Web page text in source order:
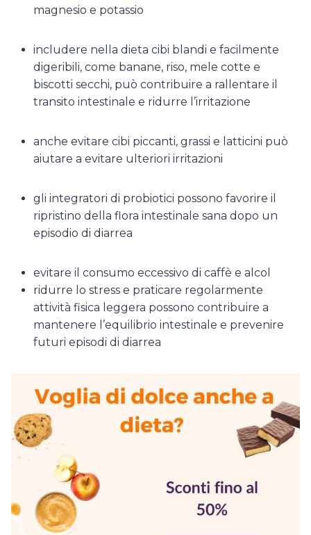
magnesio e potassio
includere nella dieta cibi blandi e facilmente
digeribili, come banane, riso, mele cotte e
biscotti secchi, può contribuire a rallentare il
transito intestinale e ridurre l’irritazione
anche evitare cibi piccanti, grassi e latticini può
aiutare a evitare ulteriori irritazioni
gli integratori di probiotici possono favorire il
ripristino della flora intestinale sana dopo un
episodio di diarrea
evitare il consumo eccessivo di caffè e alcol
ridurre lo stress e praticare regolarmente
attività fisica leggera possono contribuire a
mantenere l’equilibrio intestinale e prevenire
futuri episodi di diarrea